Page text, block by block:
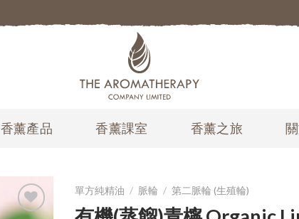
香薰產品 香薰課室 香薰之旅
單方純精油 / 脈輪 / 第二脈輪 (生殖輪)